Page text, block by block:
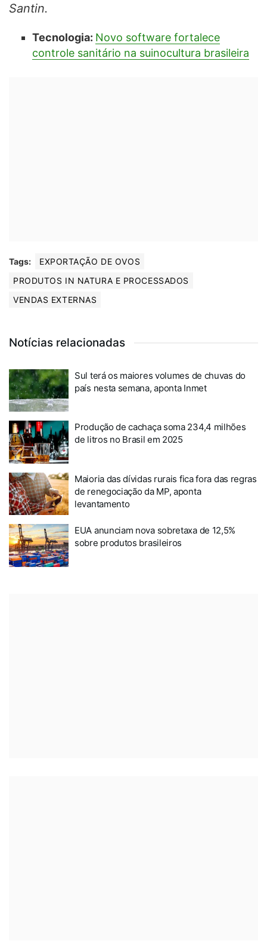
Santin.
Tecnologia: Novo software fortalece
controle sanitário na suinocultura brasileira
Tags:
EXPORTAÇÃO DE OVOS
PRODUTOS IN NATURA E PROCESSADOS
VENDAS EXTERNAS
Notícias relacionadas
Sul terá os maiores volumes de chuvas do
país nesta semana, aponta Inmet
Produção de cachaça soma 234,4 milhões
de litros no Brasil em 2025
Maioria das dívidas rurais fica fora das regras
de renegociação da MP, aponta
levantamento
EUA anunciam nova sobretaxa de 12,5%
sobre produtos brasileiros